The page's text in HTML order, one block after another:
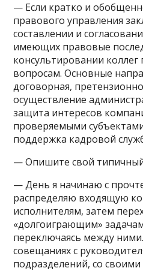
— Если кратко и
правового управления
составлении и
имеющих правовые
консультировании
вопросам. Основные
договорная,
осуществление
защита интересов
проверяемыми
поддержка кадровой
— Опишите свой
— День я начинаю с
распределяю входящую
исполнителям, затем
«долгоиграющим»
переключаясь между
совещаниях с
подразделений, со своими